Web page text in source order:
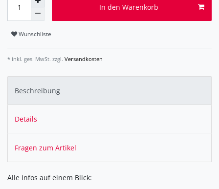
In den Warenkorb
Wunschliste
* inkl. ges. MwSt. zzgl. Versandkosten
Beschreibung
Details
Fragen zum Artikel
Alle Infos auf einem Blick: